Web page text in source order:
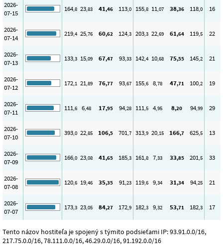
2026-
07-15
164,8 23,83 41,46 113,0 155,8 11,07 38,36 118,0 16
2026-
07-14
219,4 25,76 60,62 124,3 203,3 22,69 61,64 119,5 22
2026-
07-13
133,3 15,09 67,47 93,33 142,4 10,68 75,55 145,2 21
2026-
07-12
172,1 21,89 76,77 93,67 155,6 8,78 47,71 100,2 19
2026-
07-11
111,6 6,48 17,95 94,28 111,5 4,95 8,20 94,99 29
2026-
07-10
393,0 22,85 106,5 701,7 313,9 20,15 166,7 625,5 13
2026-
07-09
166,0 23,08 41,65 185,3 161,8 7,33 33,85 201,5 33
2026-
07-08
120,6 19,46 35,35 91,23 119,6 9,34 31,34 94,25 21
2026-
07-07
173,3 23,05 84,27 172,9 182,3 9,32 53,71 182,3 17
Tento názov hostiteľa je spojený s týmito podsieťami IP: 93.91.0.0/16,
217.75.0.0/16, 78.111.0.0/16, 46.29.0.0/16, 91.192.0.0/16